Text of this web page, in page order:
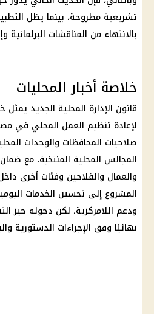
تشريعية مطروحة، بينما يظل
بالانتهاء من المناقشات البرلمانية
خلاصة أخبار المحليات
قانون الإدارة المحلية الجديد
لإعادة تنظيم العمل المحلي في
صلاحيات المحافظات والوحدات
المجالس المحلية المنتخبة، مع
والعمال والفلاحين وفئات أخرى
المشروع إلى تحسين الخدمات
ودعم اللامركزية، لكن دخوله حيز
نهائيًا وفق الإجراءات الدستورية